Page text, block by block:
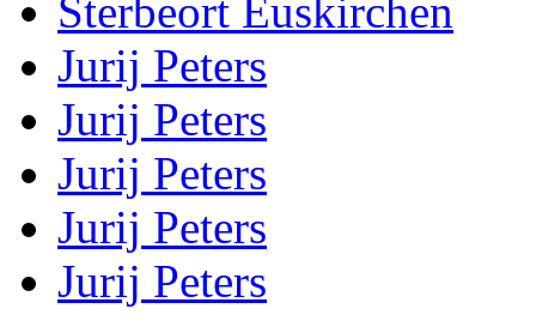
Sterbeort Euskirchen
Jurij Peters
Jurij Peters
Jurij Peters
Jurij Peters
Jurij Peters